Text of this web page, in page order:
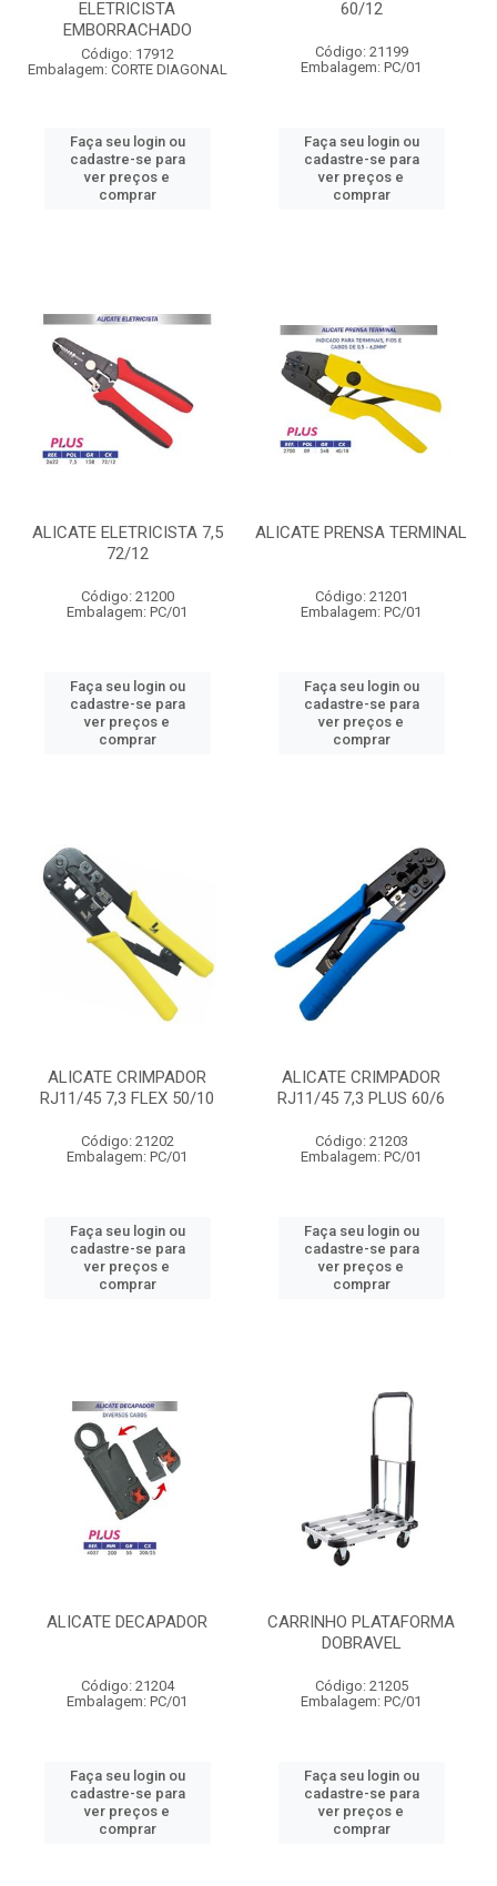
ELETRICISTA
EMBORRACHADO
Código: 17912
Embalagem: CORTE DIAGONAL
Faça seu login ou
cadastre-se para
ver preços e
comprar
60/12
Código: 21199
Embalagem: PC/01
Faça seu login ou
cadastre-se para
ver preços e
comprar
ALICATE ELETRICISTA 7,5
72/12
Código: 21200
Embalagem: PC/01
Faça seu login ou
cadastre-se para
ver preços e
comprar
ALICATE PRENSA TERMINAL
Código: 21201
Embalagem: PC/01
Faça seu login ou
cadastre-se para
ver preços e
comprar
ALICATE CRIMPADOR
RJ11/45 7,3 FLEX 50/10
Código: 21202
Embalagem: PC/01
Faça seu login ou
cadastre-se para
ver preços e
comprar
ALICATE CRIMPADOR
RJ11/45 7,3 PLUS 60/6
Código: 21203
Embalagem: PC/01
Faça seu login ou
cadastre-se para
ver preços e
comprar
ALICATE DECAPADOR
Código: 21204
Embalagem: PC/01
Faça seu login ou
cadastre-se para
ver preços e
comprar
CARRINHO PLATAFORMA
DOBRAVEL
Código: 21205
Embalagem: PC/01
Faça seu login ou
cadastre-se para
ver preços e
comprar